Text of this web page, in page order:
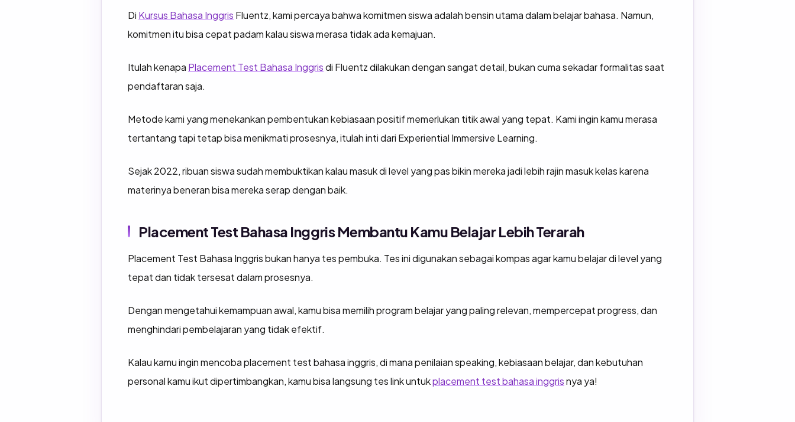
Di Kursus Bahasa Inggris Fluentz, kami percaya bahwa komitmen siswa adalah bensin utama dalam belajar bahasa. Namun,
komitmen itu bisa cepat padam kalau siswa merasa tidak ada kemajuan.
Itulah kenapa Placement Test Bahasa Inggrisdi Fluentz dilakukan dengan sangat detail, bukan cuma sekadar formalitas saat
pendaftaran saja.
Metode kami yang menekankan pembentukan kebiasaan positif memerlukan titik awal yang tepat. Kami ingin kamu merasa
tertantang tapi tetap bisa menikmati prosesnya, itulah inti dari Experiential Immersive Learning.
Sejak 2022, ribuan siswa sudah membuktikan kalau masuk di level yang pas bikin mereka jadi lebih rajin masuk kelas karena
materinya beneran bisa mereka serap dengan baik.
Placement Test Bahasa Inggris Membantu Kamu Belajar Lebih Terarah
Placement Test Bahasa Inggris bukan hanya tes pembuka. Tes ini digunakan sebagai kompas agar kamu belajar di level yang
tepat dan tidak tersesat dalam prosesnya.
Dengan mengetahui kemampuan awal, kamu bisa memilih program belajar yang paling relevan, mempercepat progress, dan
menghindari pembelajaran yang tidak efektif.
Kalau kamu ingin mencoba placement test bahasa inggris, di mana penilaian speaking, kebiasaan belajar, dan kebutuhan
personal kamu ikut dipertimbangkan, kamu bisa langsung tes link untukplacement test bahasa inggrisnya ya!